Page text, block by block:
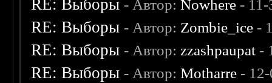
RE: Выборы - Автор:Nowhere -
RE: Выборы - Автор: Zombie_ice -
RE: Выборы - Автор: zzashpaupat -
RE: Выборы - Автор:Motharre -